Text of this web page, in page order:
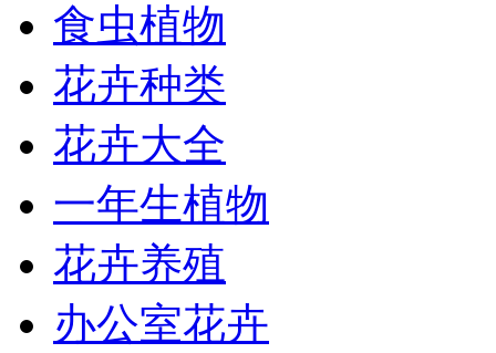
食虫植物
花卉种类
花卉大全
一年生植物
花卉养殖
办公室花卉